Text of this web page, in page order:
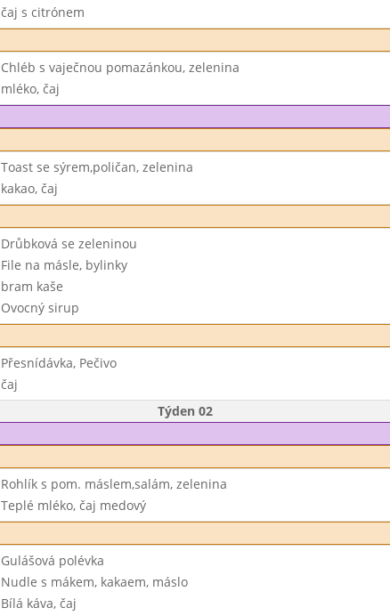
čaj s citrónem
Chléb s vaječnou pomazánkou, zelenina
mléko, čaj
Toast se sýrem,poličan, zelenina
kakao, čaj
Drůbková se zeleninou
File na másle, bylinky
bram kaše
Ovocný sirup
Přesnídávka, Pečivo
čaj
Týden 02
Rohlík s pom. máslem,salám, zelenina
Teplé mléko, čaj medový
Gulášová polévka
Nudle s mákem, kakaem, máslo
Bílá káva, čaj